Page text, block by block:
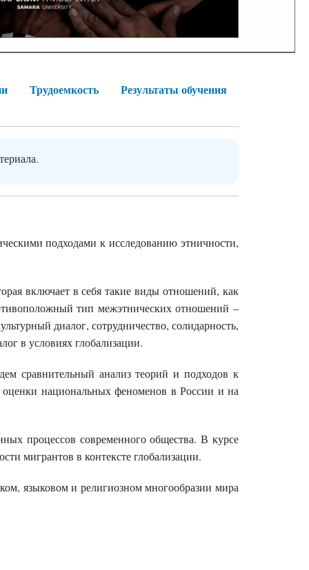
Трудоемкость
Результаты обучения
подходами к исследованию этничности,
включает в себя такие виды отношений, как
тип межэтнических отношений –
диалог, сотрудничество, солидарность,
в условиях глобализации.
сравнительный анализ теорий и подходов к
национальных феноменов в России и на
процессов современного общества. В курсе
мигрантов в контексте глобализации.
языковом и религиозном многообразии мира